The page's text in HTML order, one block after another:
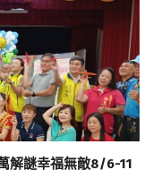
解謎幸福無敵8/6-11